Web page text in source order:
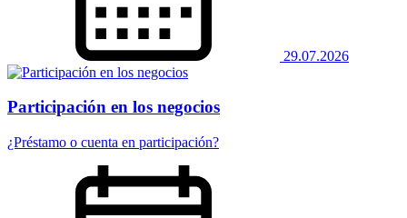
29.07.2026
Participación en los negocios
¿Préstamo o cuenta en participación?